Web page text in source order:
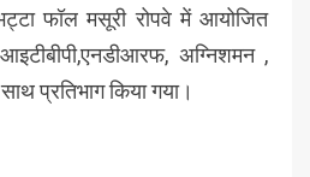
फॉल मसूरी रोपवे में आयोजित
अग्निशमन ,
प्रतिभाग किया गया।